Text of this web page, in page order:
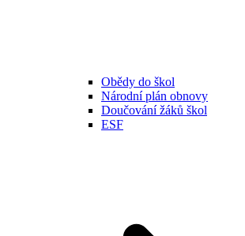
Obědy do škol
Národní plán obnovy
Doučování žáků škol
ESF